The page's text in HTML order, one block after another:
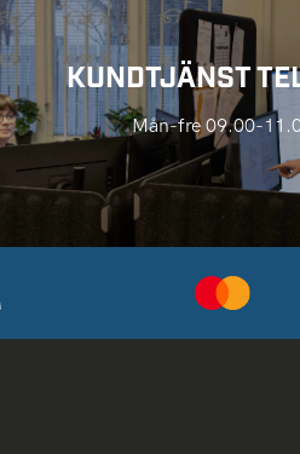
KUNDTJÄNST
Mån-fre 09.00-